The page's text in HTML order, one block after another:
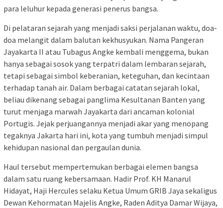
para leluhur kepada generasi penerus bangsa.
Di pelataran sejarah yang menjadi saksi perjalanan waktu, doa-
doa melangit dalam balutan kekhusyukan. Nama Pangeran
Jayakarta II atau Tubagus Angke kembali menggema, bukan
hanya sebagai sosok yang terpatri dalam lembaran sejarah,
tetapi sebagai simbol keberanian, keteguhan, dan kecintaan
terhadap tanah air. Dalam berbagai catatan sejarah lokal,
beliau dikenang sebagai panglima Kesultanan Banten yang
turut menjaga marwah Jayakarta dari ancaman kolonial
Portugis. Jejak perjuangannya menjadi akar yang menopang
tegaknya Jakarta hari ini, kota yang tumbuh menjadi simpul
kehidupan nasional dan pergaulan dunia.
Haul tersebut mempertemukan berbagai elemen bangsa
dalam satu ruang kebersamaan. Hadir Prof. KH Manarul
Hidayat, Haji Hercules selaku Ketua Umum GRIB Jaya sekaligus
Dewan Kehormatan Majelis Angke, Raden Aditya Damar Wijaya,